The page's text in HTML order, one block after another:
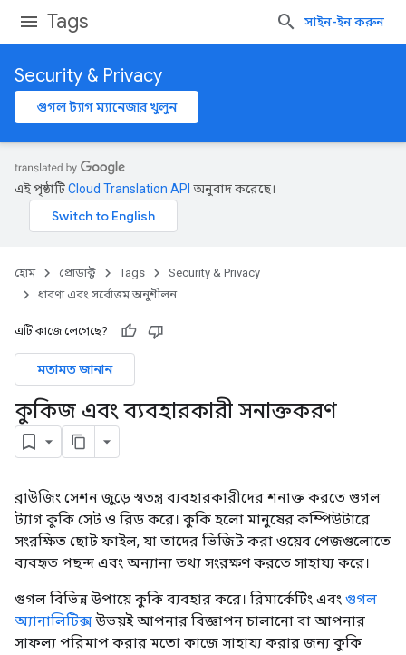
Tags সাইন-ইন করুন
Security & Privacy
গুগল ট্যাগ ম্যানেজার খুলুন
এই পৃষ্ঠাটিCloud Translation API অনুবাদ করেছে।
হোম প্রোডাক্ট Tags
Security & Privacy
ধারণা এবং সর্বোত্তম অনুশীলন
এটি কাজে লেগেছে?
মতামত জানান
কুকিজ এবং ব্যবহারকারী সনাক্তকরণ
ব্রাউজিং সেশন জুড়ে স্বতন্ত্র ব্যবহারকারীদের শনাক্ত করতে গুগল
ট্যাগ কুকি সেট ও রিড করে। কুকি হলো মানুষের কম্পিউটারে
সংরক্ষিত ছোট ফাইল, যা তাদের ভিজিট করা ওয়েব পেজগুলোতে
ব্যবহৃত পছন্দ এবং অন্যান্য তথ্য সংরক্ষণ করতে সাহায্য করে।
গুগল বিভিন্ন উপায়ে কুকি ব্যবহার করে। রিমার্কেটিং এবং গুগল
অ্যানালিটিক্সউভয়ই আপনার বিজ্ঞাপন চালানো বা আপনার
সাফল্য পরিমাপ করার মতো কাজে সাহায্য করার জন্য কুকি